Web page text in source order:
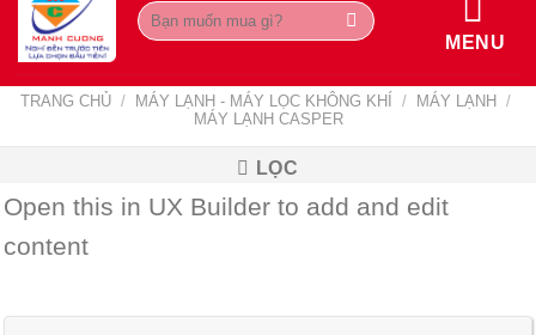
Tìm
kiếm:
MENU
TRANG CHỦ / MÁY LẠNH - MÁY LỌC KHÔNG KHÍ / MÁY LẠNH
/
MÁY LẠNH CASPER
LỌC
Open this in UX Builder to add and edit
content